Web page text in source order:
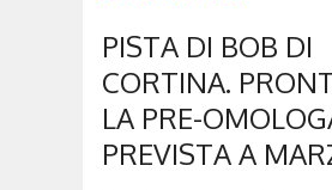
PISTA DI BOB DI
CORTINA.
LA PRE-
PREVISTA A